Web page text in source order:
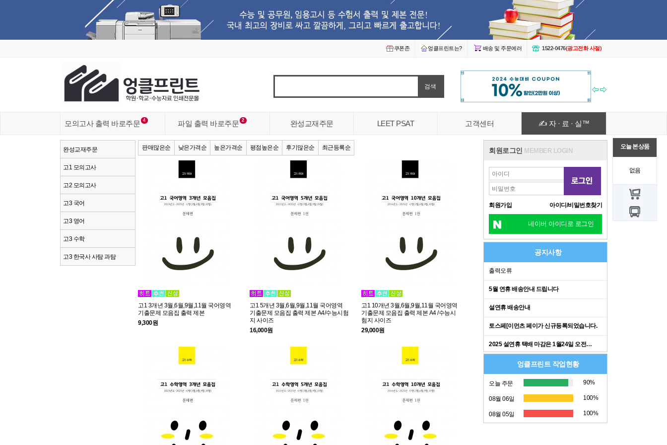
1522-0476(광고전화 사절)
배송 및 주문에러
엉클프린트는?
쿠폰존
모의고사 출력 바로주문 4 파일 출력 바로주문 2 완성교재주문 LEET PSAT 고객센터 ✍ 자 · 료 · 실™
오늘 본 상품
없음
완성교재주문
고1 모의고사
고2 모의고사
고3 국어
고3 영어
고3 수학
고3 한국사 사탐 과탐
회원로그인 MEMBER LOGIN
회원가입 아이디/비밀번호찾기
네이버 아이디로 로그인
공지사항
출력오류
5월 연휴 배송안내 드립니다
설연휴 배송안내
토스페[이먼츠 페이가 신규등록되었습니다.
2025 설연휴 택배 마감은 1월24일 오전…
엉클프린트 작업현황
오늘 주문 90%
08월 06일 100%
08월 05일 100%
판매많은순 낮은가격순 높은가격순 평점높은순 후기많은순 최근등록순
고1 3개년 3월,6월,9월,11월 국어영역
기출문제 모음집 출력 제본
9,300원
고1 5개년 3월,6월,9월,11월 국어영역
기출문제 모음집 출력 제본 A4/수능시험
지 사이즈
16,000원
고1 10개년 3월,6월,9월,11월 국어영역
기출문제 모음집 출력 제본 A4 /수능시
험지 사이즈
29,000원